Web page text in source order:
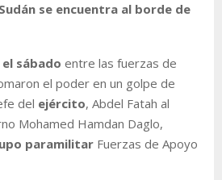
Sudán se encuentra al borde de
sábado entre las fuerzas de
el poder en un golpe de
del ejército, Abdel Fatah al
Mohamed Hamdan Daglo,
paramilitar Fuerzas de Apoyo